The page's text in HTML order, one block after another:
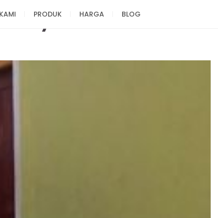
PRODUK HARGA BLOG
Sukses